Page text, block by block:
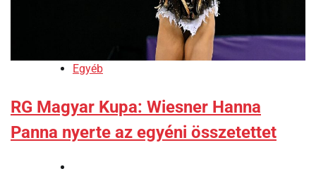
Egyéb
RG Magyar Kupa: Wiesner Hanna
Panna nyerte az egyéni összetettet